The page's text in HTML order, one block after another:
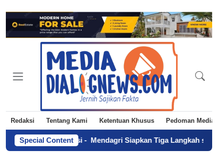
Redaksi Tentang Kami Ketentuan Khusus Pedoman Media
Special Content
ke Polisi- Mendagri Siapkan Tiga Langkah sebagai Solusi